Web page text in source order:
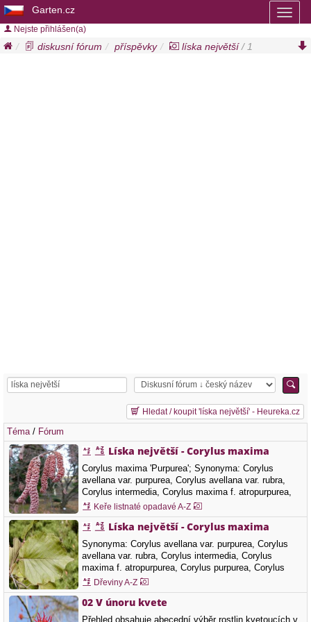
Garten.cz
Nejste přihlášen(a)
diskusní fórum příspěvky líska největší/ 1
Hledat / koupit 'líska největší' - Heureka.cz
Téma / Fórum
Líska největší - Corylus maxima
Corylus maxima 'Purpurea'; Synonyma: Corylus
avellana var. purpurea, Corylus avellana var. rubra,
Corylus intermedia, Corylus maxima f. atropurpurea,
Corylus purpurea, Corylus rubra, Corylus sativa,
Corylus tubulosa, Corylus tubulosa var. atropurpurea
Další názvy: líska veliká Čeleď: Betulaceae - břízovité
Corylus maxima je hodně podobná…
Keře listnaté opadavé A-Z
Líska největší - Corylus maxima
Synonyma: Corylus avellana var. purpurea, Corylus
avellana var. rubra, Corylus intermedia, Corylus
maxima f. atropurpurea, Corylus purpurea, Corylus
rubra, Corylus sativa, Corylus tubulosa, Corylus
tubulosa var. atropurpurea Další názvy: líska veliká
Čeleď: Betulaceae - břízovité Barva květů: hnědá,
Doba kvetení: únor, březen, duben,…
Dřeviny A-Z
02 V únoru kvete
Přehled obsahuje abecední výběr rostlin kvetoucích v